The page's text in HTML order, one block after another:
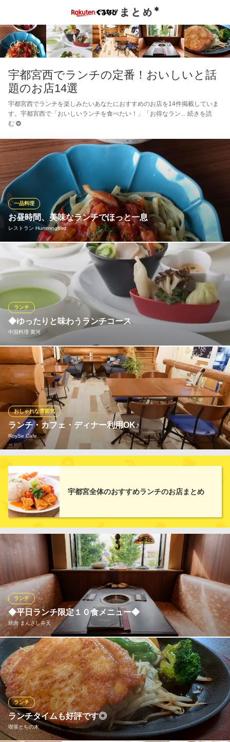
宇都宮西でランチの定番！おいしいと話
題のお店14選
宇都宮西でランチを楽しみたいあなたにおすすめのお店を14件掲載していま
す。宇都宮西で「おいしいランチを食べたい！」「お得なラン
続きを読
む
お昼時間、美味なランチでほっと一息
レストラン Hummingbird
一品料理
当店のランチは、前菜・ドリンク・デザート付きで1,500円(税込)
とお得に楽しめるのが魅力です。ハンバーグやチキンなど、お好
みでチョイス♪完全予約制のディナーコースもご用意しておりま
す。ちょっとした集まりや打ち上げ、女子会にぜひご利用くださ
い。
おすすめランチメニュー
ハンバーグ 黒コショウソース
1,500円(税込)
スズキのソテークリームソース フィレンツェナスのチーズ焼き添え
1,500円(税込)
チキンときのこのネギ塩だれ炒め
1,500円(税込)
ランチメニューをもっと見る
レストラン Hummingbird
ほっと寛げるレストラン
東武宇都宮線西川田駅 徒歩16分
栃木県宇都宮市西川田町521-1
◆ゆったりと味わうランチコース
中国料理 黄河
ランチ
ランチタイムには、シェフこだわりの料理をコースでご提供。
「選べるグルメランチ」は、牛・豚・鶏の料理の中からメインを
選べる嬉しいコースです。何度来ても飽きずにお召し上がりいた
だけます。また、白飯とお粥はおかわり自由◎ご友人やご家族
と、お腹いっぱいお楽しみください。
中国料理 黄河
ホテルの中国料理
ＪＲ宇都宮駅 徒歩31分
ランチ・カフェ・ディナー利用OK♪
RoySe Cafe
おしゃれな雰囲気
女子会・ママ会・デート・貸切パーティほか、様々なシーンでご
利用いただけるよう11：00～23：00（火～木・日は22：00）ま
でノンストップで営業！11：00～16：00のランチタイムには、お
得なドリンク付きランチセットを提供。夜は種類豊富なドリンク
やおつまみ、スイーツが楽しめるお洒落なダイニングバー＆夜カ
おすすめランチメニュー
スマッシュバーガーメキシカンチリ
ドリンク・デザートによって価格が変わります
とろーりチーズキーマカレー
ドリンク・デザートによって価格が変わります
タコライス
ドリンク・デザートによって価格が変わります
ランチメニューをもっと見る
RoySe Cafe
インスタ映えカフェバル
東武宇都宮線東武宇都宮駅東口 車16分
栃木県宇都宮市上戸祭町55-11
宇都宮全体のおすすめランチのお店まとめ
◆平日ランチ限定１０食メニュー◆
焼肉 まんざし弁天
ランチ
『焼肉とビーフカレー <ハーフ>』『焼肉とカルビラーメン <ハー
フ>』『ビーフカレーとカルビラーメン <ハーフ>』は各１０食限
定 売り切れ御免の人気メニューです。他にもまんざし牛盛り合
わせはA・B・Cの３種類。お得なランチをぜひご賞味ください。
おすすめランチメニュー
焼肉とビーフカレー＜ハーフ＞
お一人様 1,265円(税込)
ランチタイムも好評です◎
喫茶とちの木
ランチ